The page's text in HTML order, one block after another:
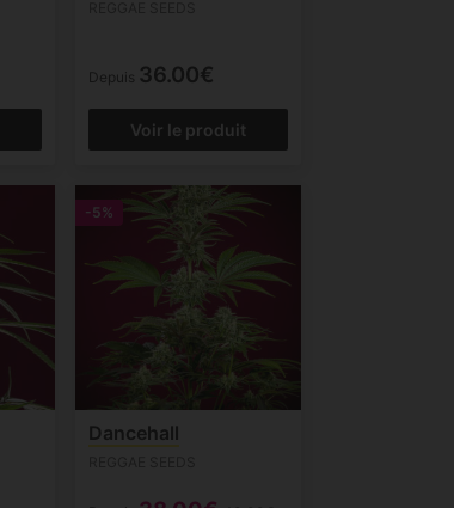
Depuis 36.00€
Voir le produit
-5%
Dancehall